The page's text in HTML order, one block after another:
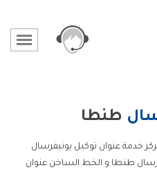
طنطا
خدمة عنوان توكيل يونيفرسال
طنطا و الخط الساخن عنوان